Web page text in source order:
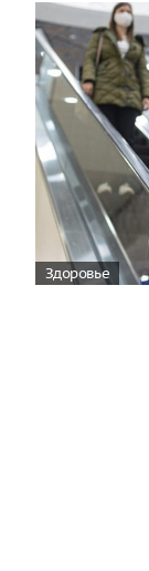
Здоровье